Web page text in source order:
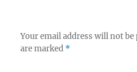
Your email address will not be
are marked *